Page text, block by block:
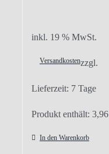
inkl. 19 % MwSt.
zzgl.
Versandkosten
Lieferzeit: 7 Tage
Produkt enthält: 3,96
In den Warenkorb